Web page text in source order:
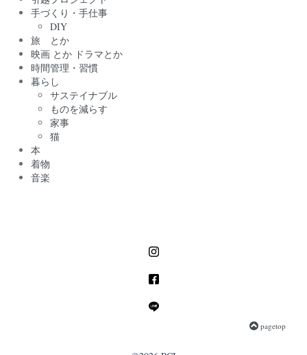
手づくり・手仕事
DIY
旅 とか
映画 とか ドラマとか
時間管理・習慣
暮らし
サステイナブル
ものを減らす
家事
猫
本
着物
音楽
pagetop